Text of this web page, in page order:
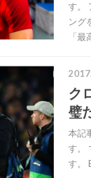
す。
ング
「
ク
璧
本記
す。
す。